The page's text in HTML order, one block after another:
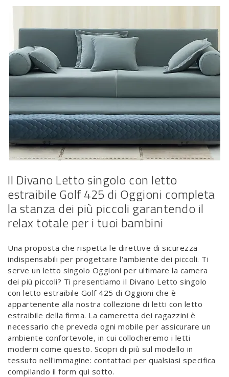
Il Divano Letto singolo con letto
estraibile Golf 425 di Oggioni completa
la stanza dei più piccoli garantendo il
relax totale per i tuoi bambini
Una proposta che rispetta le direttive di sicurezza
indispensabili per progettare l'ambiente dei piccoli. Ti
serve un letto singolo Oggioni per ultimare la camera
dei più piccoli? Ti presentiamo il Divano Letto singolo
con letto estraibile Golf 425 di Oggioni che è
appartenente alla nostra collezione di letti con letto
estraibile della firma. La cameretta dei ragazzini è
necessario che preveda ogni mobile per assicurare un
ambiente confortevole, in cui collocheremo i letti
moderni come questo. Scopri di più sul modello in
tessuto nell'immagine: contattaci per qualsiasi specifica
compilando il form qui sotto.